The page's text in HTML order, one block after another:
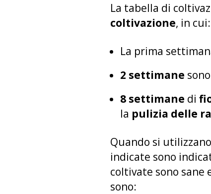
La tabella di
coltivazione, in cui:
La prima
2 settimane
8 settimane di
la pulizia delle
Quando si
indicate sono
coltivate sono
sono: